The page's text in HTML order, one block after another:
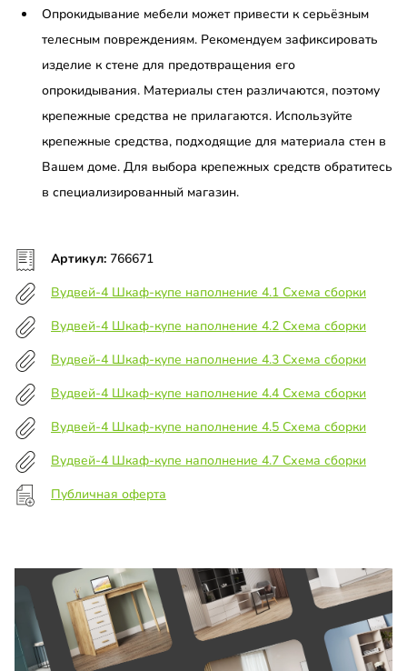
Опрокидывание мебели может привести к серьёзным
телесным повреждениям. Рекомендуем зафиксировать
изделие к стене для предотвращения его
опрокидывания. Материалы стен различаются, поэтому
крепежные средства не прилагаются. Используйте
крепежные средства, подходящие для материала стен в
Вашем доме. Для выбора крепежных средств обратитесь
в специализированный магазин.
Артикул: 766671
Вудвей-4 Шкаф-купе наполнение 4.1 Схема сборки
Вудвей-4 Шкаф-купе наполнение 4.2 Схема сборки
Вудвей-4 Шкаф-купе наполнение 4.3 Схема сборки
Вудвей-4 Шкаф-купе наполнение 4.4 Схема сборки
Вудвей-4 Шкаф-купе наполнение 4.5 Схема сборки
Вудвей-4 Шкаф-купе наполнение 4.7 Схема сборки
Публичная оферта